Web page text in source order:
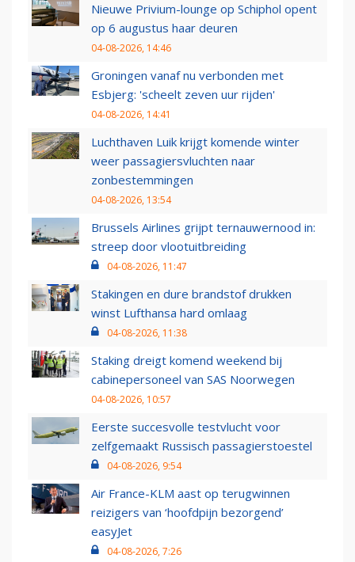
Nieuwe Privium-lounge op Schiphol opent
op 6 augustus haar deuren
04-08-2026, 14:46
Groningen vanaf nu verbonden met
Esbjerg: 'scheelt zeven uur rijden'
04-08-2026, 14:41
Luchthaven Luik krijgt komende winter
weer passagiersvluchten naar
zonbestemmingen
04-08-2026, 13:54
Brussels Airlines grijpt ternauwernood in:
streep door vlootuitbreiding
04-08-2026, 11:47
Stakingen en dure brandstof drukken
winst Lufthansa hard omlaag
04-08-2026, 11:38
Staking dreigt komend weekend bij
cabinepersoneel van SAS Noorwegen
04-08-2026, 10:57
Eerste succesvolle testvlucht voor
zelfgemaakt Russisch passagierstoestel
04-08-2026, 9:54
Air France-KLM aast op terugwinnen
reizigers van ‘hoofdpijn bezorgend’
easyJet
04-08-2026, 7:26